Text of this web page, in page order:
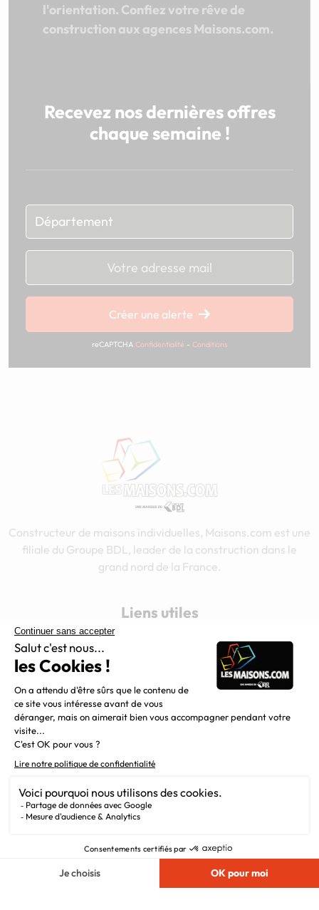
l'orientation. Confiez votre rêve de
construction aux agences Maisons.com.
Recevez nos dernières offres
chaque semaine !
Chargement...
Créer une alerte
reCAPTCHA Confidentialité - Conditions
Constructeur de maisons individuelles, Maisons.com est une
filiale du Groupe BDL, leader de la construction dans le
grand nord de la France.
Liens utiles
Mentions légales
Plan du site
Filiales
Chargement...